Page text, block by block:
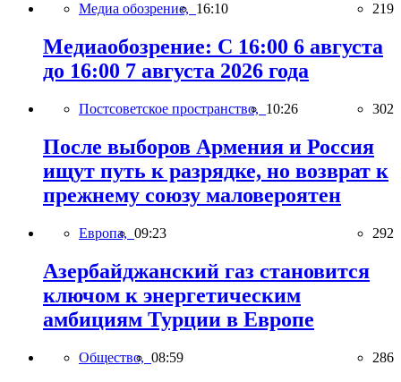
Медиа обозрение, 16:10 219
Медиаобозрение: С 16:00 6 августа
до 16:00 7 августа 2026 года
Постсоветское пространство, 10:26 302
После выборов Армения и Россия
ищут путь к разрядке, но возврат к
прежнему союзу маловероятен
Европа, 09:23 292
Азербайджанский газ становится
ключом к энергетическим
амбициям Турции в Европе
Общество, 08:59 286